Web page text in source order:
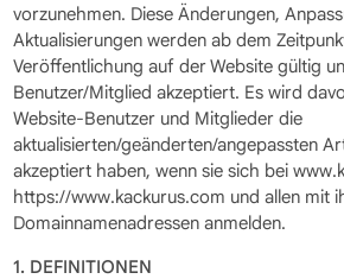
vorzunehmen. Diese Änderungen,
Aktualisierungen werden ab dem
Veröffentlichung auf der Website gültig
Benutzer/Mitglied akzeptiert. Es wird
Website-Benutzer und Mitglieder die
aktualisierten/geänderten/angepassten
akzeptiert haben, wenn sie sich bei
https://www.kackurus.com und allen mit
Domainnamenadressen anmelden.
1. DEFINITIONEN